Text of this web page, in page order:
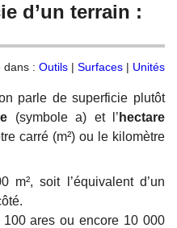
d’un terrain :
dans : Outils | Surfaces | Unités
parle de superficie plutôt
(symbole a) et l’ hectare
carré (m²) ou le kilomètre
m², soit l’équivalent d’un
ares ou encore 10 000